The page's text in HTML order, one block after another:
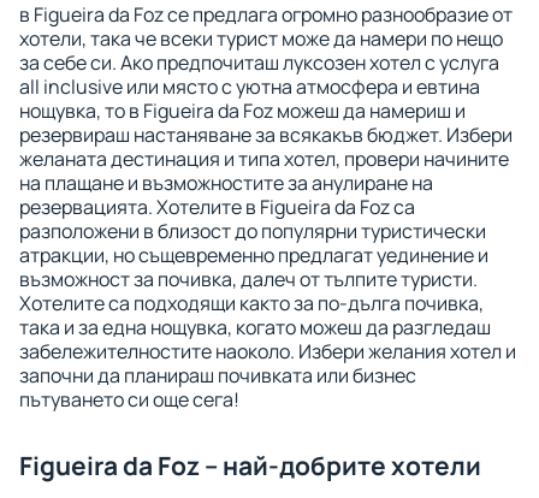
в Figueira da Foz се предлага огромно разнообразие от
хотели, така че всеки турист може да намери по нещо
за себе си. Ако предпочиташ луксозен хотел с услуга
all inclusive или място с уютна атмосфера и евтина
нощувка, то в Figueira da Foz можеш да намериш и
резервираш настаняване за всякакъв бюджет. Избери
желаната дестинация и типа хотел, провери начините
на плащане и възможностите за анулиране на
резервацията. Хотелите в Figueira da Foz са
разположени в близост до популярни туристически
атракции, но същевременно предлагат уединение и
възможност за почивка, далеч от тълпите туристи.
Хотелите са подходящи както за по-дълга почивка,
така и за една нощувка, когато можеш да разгледаш
забележителностите наоколо. Избери желания хотел и
започни да планираш почивката или бизнес
пътуването си още сега!
Figueira da Foz – най-добрите хотели